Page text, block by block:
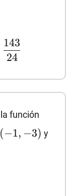
24
143
función
(−1, −3) y